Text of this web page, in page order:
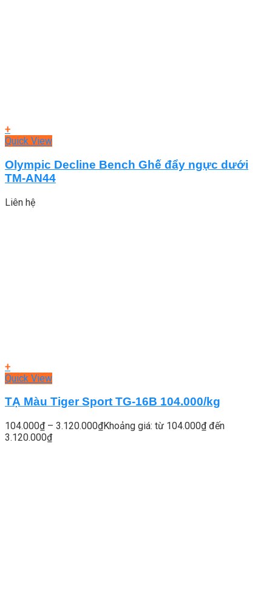
+
Quick View
Olympic Decline Bench Ghế đẩy ngực dưới
TM-AN44
Liên hệ
+
Quick View
TẠ Màu Tiger Sport TG-16B 104.000/kg
104.000₫ – 3.120.000₫Khoảng giá: từ 104.000₫ đến
3.120.000₫